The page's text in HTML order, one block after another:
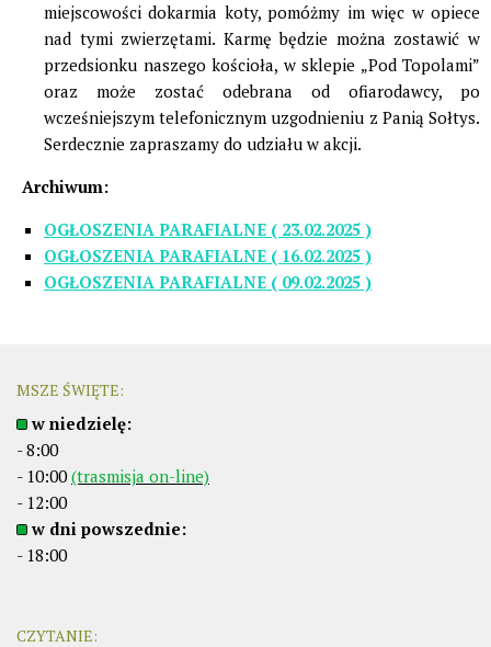
miejscowości dokarmia koty, pomóżmy im więc w opiece
nad tymi zwierzętami. Karmę będzie można zostawić w
przedsionku naszego kościoła, w sklepie „Pod Topolami”
oraz może zostać odebrana od ofiarodawcy, po
wcześniejszym telefonicznym uzgodnieniu z Panią Sołtys.
Serdecznie zapraszamy do udziału w akcji.
Archiwum:
OGŁOSZENIA PARAFIALNE ( 23.02.2025 )
OGŁOSZENIA PARAFIALNE ( 16.02.2025 )
OGŁOSZENIA PARAFIALNE ( 09.02.2025 )
MSZE ŚWIĘTE:
w niedzielę:
- 8:00
- 10:00(trasmisja on-line)
- 12:00
w dni powszednie:
- 18:00
CZYTANIE: